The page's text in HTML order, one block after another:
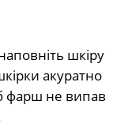
шкіру
акуратно
фарш не випав